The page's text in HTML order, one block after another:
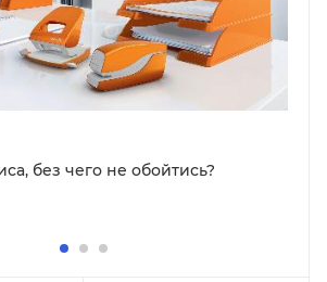
без чего не обойтись?